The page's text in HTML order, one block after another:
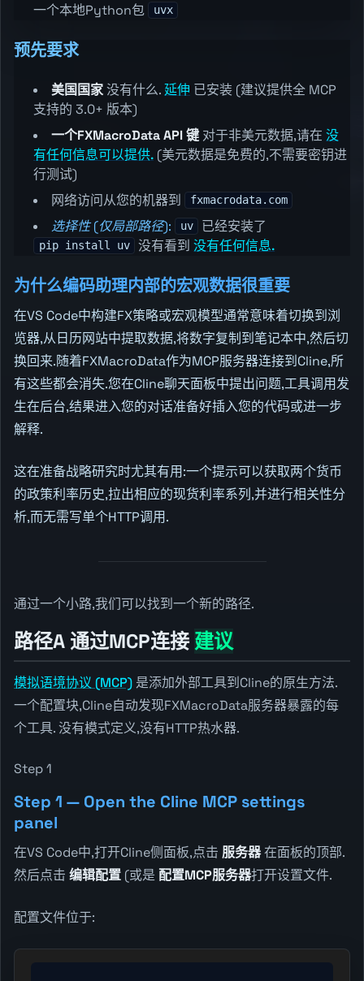
一个本地Python包
uvx
预先要求
美国国家没有什么.延伸 已安装 (建议提供全 MCP
支持的 3.0+ 版本)
一个FXMacroData API 键 对于非美元数据,请在 没
有任何信息可以提供. (美元数据是免费的,不需要密钥进
行测试)
网络访问从您的机器到
fxmacrodata.com
选择性 (仅局部路径): uv 已经安装了
pip install uv 没有看到没有任何信息.
为什么编码助理内部的宏观数据很重要
在VS Code中构建FX策略或宏观模型通常意味着切换到浏
览器,从日历网站中提取数据,将数字复制到笔记本中,然后切
换回来.随着FXMacroData作为MCP服务器连接到Cline,所
有这些都会消失.您在Cline聊天面板中提出问题,工具调用发
生在后台,结果进入您的对话准备好插入您的代码或进一步
解释.
这在准备战略研究时尤其有用:一个提示可以获取两个货币
的政策利率历史,拉出相应的现货利率系列,并进行相关性分
析,而无需写单个HTTP调用.
通过一个小路,我们可以找到一个新的路径.
路径A 通过MCP连接 建议
模拟语境协议 (MCP) 是添加外部工具到Cline的原生方法.
一个配置块,Cline自动发现FXMacroData服务器暴露的每
个工具. 没有模式定义,没有HTTP热水器.
Step 1
Step 1 — Open the Cline MCP settings
panel
在VS Code中,打开Cline侧面板,点击 服务器在面板的顶部.
然后点击 编辑配置 (或是 配置MCP服务器打开设置文件.
配置文件位于: